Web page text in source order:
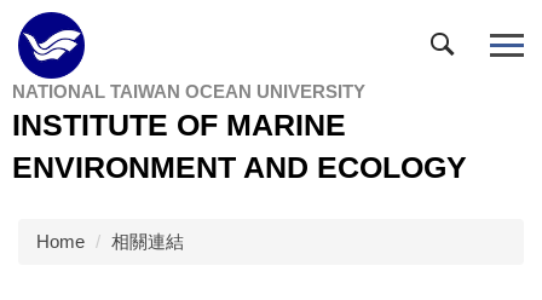
Jump
to
the
main
content
NATIONAL TAIWAN OCEAN UNIVERSITY
INSTITUTE OF MARINE
ENVIRONMENT AND ECOLOGY
Home 相關連結